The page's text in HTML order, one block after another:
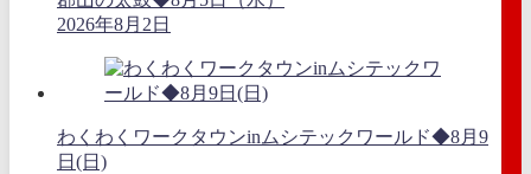
2026年8月2日
わくわくワークタウンinムシテックワールド◆8月9
日(日)